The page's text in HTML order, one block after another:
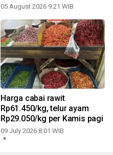
05 August 2026 9:21 WIB
Harga cabai rawit
Rp61.450/kg, telur ayam
Rp29.050/kg per Kamis pagi
09 July 2026 8:01 WIB